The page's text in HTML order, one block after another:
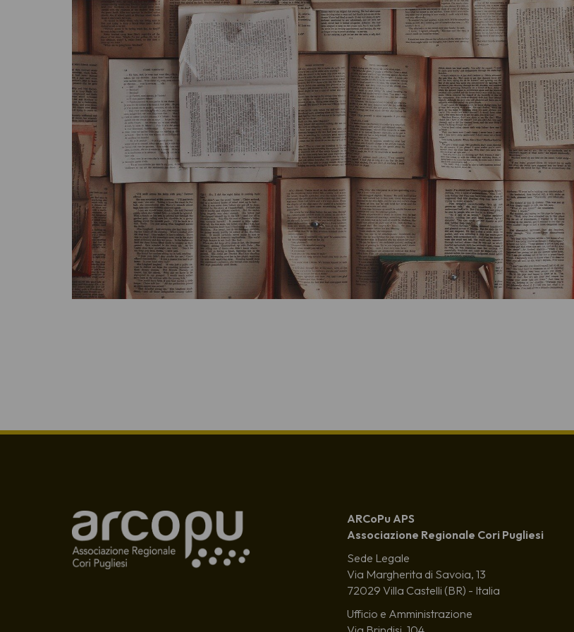
ARCoPu APS
Associazione Regionale Cori Pugliesi
Sede Legale
Via Margherita di Savoia, 13
72029 Villa Castelli (BR) - Italia
Ufficio e Amministrazione